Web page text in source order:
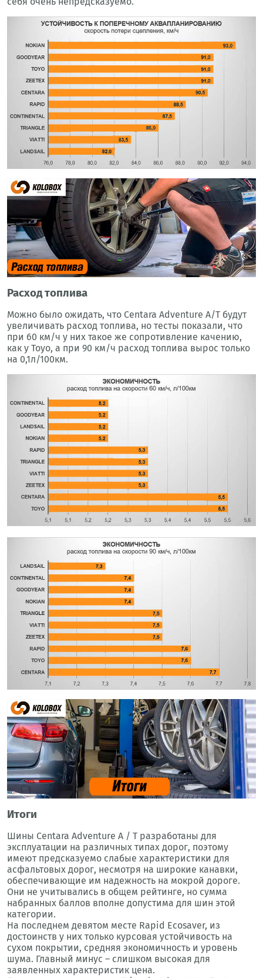
Расход топлива
Можно было ожидать, что Centara Adventure A/T будут
увеличивать расход топлива, но тесты показали, что
при 60 км/ч у них такое же сопротивление качению,
как у Toyo, а при 90 км/ч расход топлива вырос только
на 0,1л/100км.
Итоги
Шины Centara Adventure A / T разработаны для
эксплуатации на различных типах дорог, поэтому
имеют предсказуемо слабые характеристики для
асфальтовых дорог, несмотря на широкие канавки,
обеспечивающие им надежность на мокрой дороге.
Они не учитывались в общем рейтинге, но сумма
набранных баллов вполне допустима для шин этой
категории.
На последнем девятом месте Rapid Ecosaver, из
достоинств у них только курсовая устойчивость на
сухом покрытии, средняя экономичность и уровень
шума. Главный минус – слишком высокая для
заявленных характеристик цена.